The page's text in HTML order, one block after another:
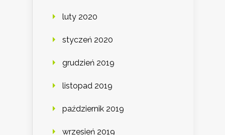
luty 2020
styczeń 2020
grudzień 2019
listopad 2019
październik 2019
wrzesień 2019